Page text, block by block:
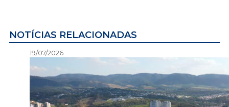
NOTÍCIAS RELACIONADAS
19/07/2026